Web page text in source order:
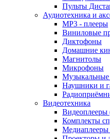
Пульты
Аудиотехника и
MP3 - плееры
Виниловые
Диктофоны
Домашние
Магнитолы
Микрофоны
Наушники и
Видеотехника
Комплекты
Медиаплееры